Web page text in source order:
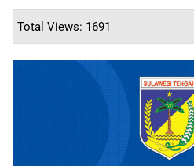
Total Views: 1691